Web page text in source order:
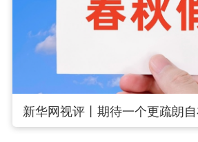
新华网视评丨期待一个更疏朗